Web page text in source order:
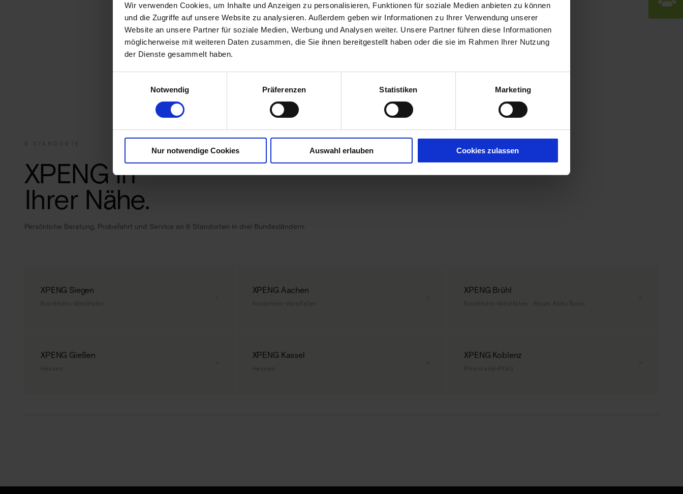
Wir verwenden Cookies, um Inhalte und Anzeigen zu personalisieren, Funktionen für soziale Medien anbieten zu können
und die Zugriffe auf unsere Website zu analysieren. Außerdem geben wir Informationen zu Ihrer Verwendung unserer
Website an unsere Partner für soziale Medien, Werbung und Analysen weiter. Unsere Partner führen diese Informationen
möglicherweise mit weiteren Daten zusammen, die Sie ihnen bereitgestellt haben oder die sie im Rahmen Ihrer Nutzung
der Dienste gesammelt haben.
Notwendig
Präferenzen Statistiken Marketing
Nur notwendige Cookies Auswahl erlauben Cookies zulassen
FAHRZEUGBESTAND ANSEHEN
6 STANDORTE
XPENG in
Ihrer Nähe.
Persönliche Beratung, Probefahrt und Service an 6 Standorten in drei Bundesländern.
XPENG Siegen
Nordrhein-Westfalen
XPENG Aachen
Nordrhein-Westfalen
XPENG Brühl
Nordrhein-Westfalen · Raum Köln/Bonn
XPENG Gießen
Hessen
XPENG Kassel
Hessen
XPENG Koblenz
Rheinland-Pfalz